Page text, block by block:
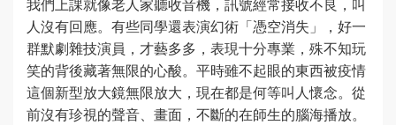
人沒有回應。有些同學還表演幻術「憑空消失」，好一
群默劇雜技演員，才藝多多，表現十分專業，殊不知玩
笑的背後藏著無限的心酸。平時雖不起眼的東西被疫情
這個新型放大鏡無限放大，現在都是何等叫人懷念。從
前沒有珍視的聲音、畫面，不斷的在師生的腦海播放。